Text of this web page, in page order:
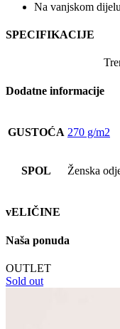
Na vanjskom
SPECIFIKACIJE
Dodatne informacije
GUSTOĆA 270 g/m2
SPOL Ženska
vELIČINE
Naša ponuda
OUTLET
Sold out